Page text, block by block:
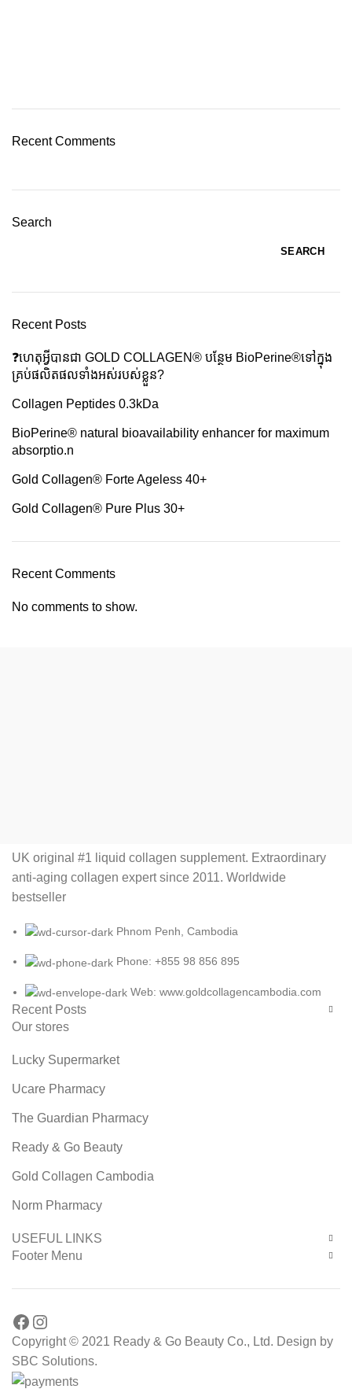
Recent Comments
Search
SEARCH
Recent Posts
❓️ហេតុអ្វីបានជា GOLD COLLAGEN® បន្ថែម BioPerine®ទៅក្នុង
គ្រប់ផលិតផលទាំងអស់របស់ខ្លួន?
Collagen Peptides 0.3kDa
BioPerine®️ natural bioavailability enhancer for maximum
absorptio.n
Gold Collagen®️ Forte Ageless 40+
Gold Collagen®️ Pure Plus 30+
Recent Comments
No comments to show.
UK original #1 liquid collagen supplement. Extraordinary
anti-aging collagen expert since 2011. Worldwide
bestseller
Phnom Penh, Cambodia
Phone: +855 98 856 895
Web: www.goldcollagencambodia.com
Recent Posts
Our stores
Lucky Supermarket
Ucare Pharmacy
The Guardian Pharmacy
Ready & Go Beauty
Gold Collagen Cambodia
Norm Pharmacy
USEFUL LINKS
Footer Menu
Facebook
Instagram
Copyright © 2021 Ready & Go Beauty Co., Ltd. Design by
SBC Solutions.